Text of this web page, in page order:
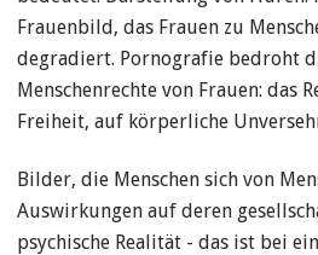
Frauenbild, das Frauen zu
degradiert. Pornografie bedroht
Menschenrechte von Frauen: das
Freiheit, auf körperliche
Bilder, die Menschen sich von
Auswirkungen auf deren
psychische Realität - das ist bei